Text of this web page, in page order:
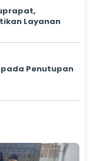
Layanan
Penutupan